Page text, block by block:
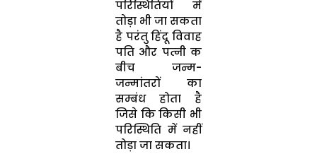
परिस्थितियों में
तोड़ा भी जा सकता
है परंतु हिंदू विवाह
पति और पत्नी क
बीच जन्म-
जन्मांतरों का
सम्बंध होता है
जिसे कि किसी भी
परिस्थिति में नहीं
तोड़ा जा सकता।